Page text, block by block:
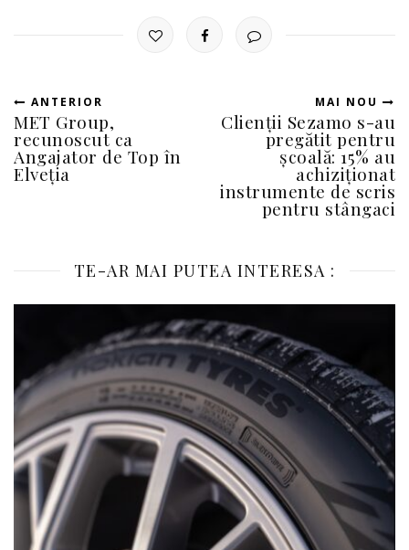
ANTERIOR
MET Group,
recunoscut ca
Angajator de Top în
Elveția
MAI NOU
Clienții Sezamo s-au
pregătit pentru
școală: 15% au
achiziționat
instrumente de scris
pentru stângaci
TE-AR MAI PUTEA INTERESA :